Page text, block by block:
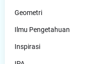
Geometri
Ilmu Pengetahuan
Inspirasi